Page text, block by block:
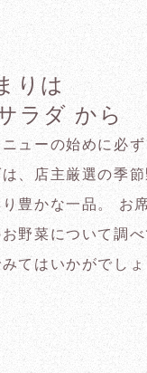
りは
ラダ から
ューの始めに必
、店主厳選の季
豊かな一品。 お
野菜について調
てはいかがでしょ